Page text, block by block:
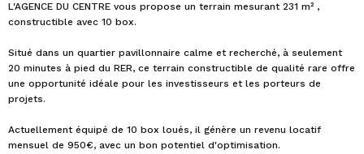
L'AGENCE DU CENTRE vous propose un terrain mesurant 231 m² ,
constructible avec 10 box.
Situé dans un quartier pavillonnaire calme et recherché, à seulement
20 minutes à pied du RER, ce terrain constructible de qualité rare offre
une opportunité idéale pour les investisseurs et les porteurs de
projets.
Actuellement équipé de 10 box loués, il génère un revenu locatif
mensuel de 950€, avec un bon potentiel d'optimisation.